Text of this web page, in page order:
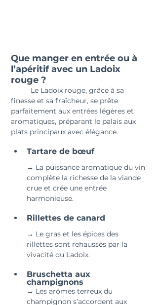
Que manger en entrée ou à
l’apéritif avec un Ladoix
rouge ?
finesse et sa fraîcheur, se prête
parfaitement aux entrées légères et
aromatiques, préparant le palais aux
plats principaux avec élégance.
Tartare de bœuf
→ La puissance aromatique du vin
complète la richesse de la viande
crue et crée une entrée
harmonieuse.
Rillettes de canard
→ Le gras et les épices des
rillettes sont rehaussés par la
vivacité du Ladoix.
Bruschetta aux
champignons
→ Les arômes terreux du
champignon s’accordent aux